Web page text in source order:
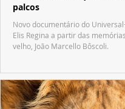
palcos
Novo documentário do
Elis Regina a partir das
velho, João Marcello Bôscoli.